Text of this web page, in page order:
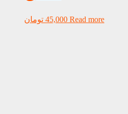
45,000 تومان Read more